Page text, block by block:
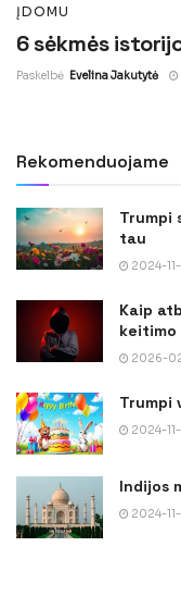
ĮDOMU
6 sėkmės
Paskelbė Evelina Jakutytė
Rekomenduojame
Trumpi
tau
2024-11-
Kaip
keitimo
2026-
Trumpi
2024-11-
Indijos
2024-